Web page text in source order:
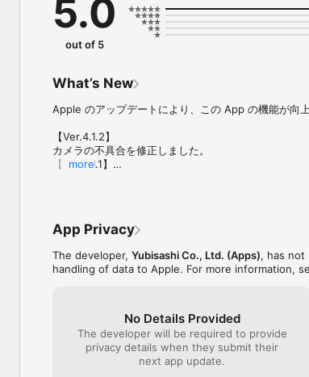
■便利な音声つきで何度もリスニング！
各単語を軽くタップすると、ネイティブの発音が再
けます。
フレーズを長押しすると、以下の機能が利用できます。
・お気に入り：お気に入り一覧に登録できます。
■使いたいフレーズがすぐに探せる！
左下のメニューボタンから以下の機能が利用できます
音声または文字入力で書籍内のフレーズ検索ができま
お気に入り登録をしたフレーズの一覧が表示されま
できます。また、一覧より音声再生も可能です。
■オフラインでも使える！
通信環境下で一度ダウンロードすれば、後はオフライ
■ページ移動が更にスピーディになる裏技！
5.0
out of 5
What’s New
Apple のアップデートにより、この App の機能が向
【Ver.4.1.2】
カメラの不具合を修正しました。
【Ver.4.1.1】
more
App Privacy
The developer, Yubisashi Co., Ltd. (Apps), has not
handling of data to Apple. For more information,
No Details Provided
The developer will be required to provide
privacy details when they submit their
next app update.